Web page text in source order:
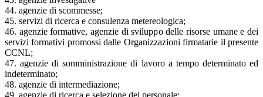
44. agenzie di scommesse;
45. servizi di ricerca e consulenza metereologica;
46. agenzie formative, agenzie di sviluppo delle risorse umane e dei
servizi formativi promossi dalle Organizzazioni firmatarie il presente
CCNL;
47. agenzie di somministrazione di lavoro a tempo determinato ed
indeterminato;
48. agenzie di intermediazione;
49. agenzie di ricerca e selezione del personale;